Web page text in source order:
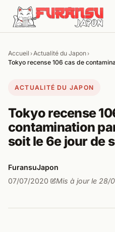
Aller au contenu
Accueil ›Actualité du Japon›
Tokyo recense 106 cas de
ACTUALITÉ DU JAPON
Tokyo recense
contamination
soit le 6e jour de
FuransuJapon
07/07/2020· Mis à jour le 28/